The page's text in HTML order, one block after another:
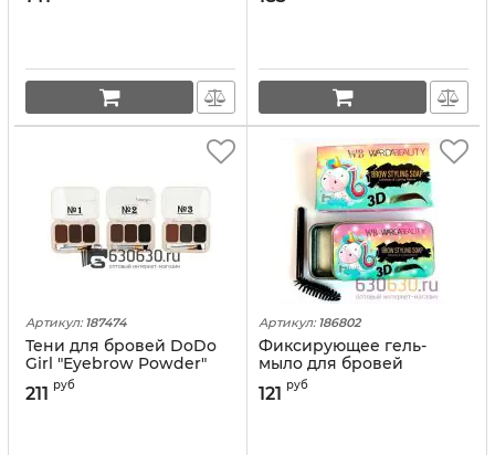
Артикул: 187474
Тени для бровей DoDo
Girl "Eyebrow Powder"
1шт.
211 руб
Артикул: 186802
Фиксирующее гель-
мыло для бровей
Wardabeauty "BROW
Styling Soap 3D"
121 руб